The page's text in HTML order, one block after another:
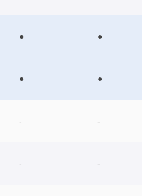
● ●
● ●
- -
- -